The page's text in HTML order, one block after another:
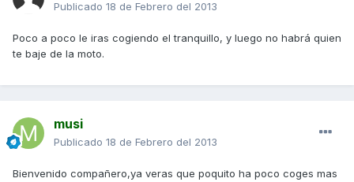
Publicado 18 de Febrero del 2013
Poco a poco le iras cogiendo el tranquillo, y luego no habrá quien
te baje de la moto.
musi
Publicado 18 de Febrero del 2013
Bienvenido compañero,ya veras que poquito ha poco coges mas